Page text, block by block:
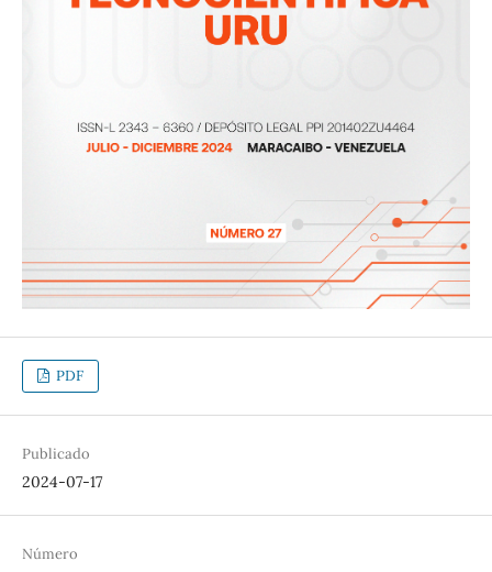
PDF
Publicado
2024-07-17
Número